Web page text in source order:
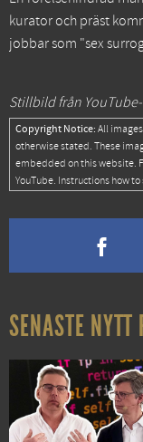
kurator och präst
jobbar som "sex
Stillbild från
Copyright Notice: All
otherwise stated. These
embedded on this website.
YouTube. Instructions how
SENASTE